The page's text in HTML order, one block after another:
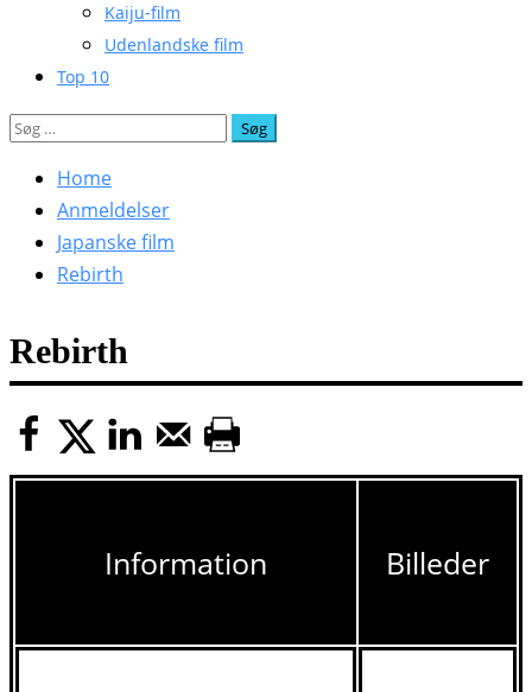
Kaiju-film
Udenlandske film
Top 10
Søg
Home
Anmeldelser
Japanske film
Rebirth
Rebirth
Information Billeder